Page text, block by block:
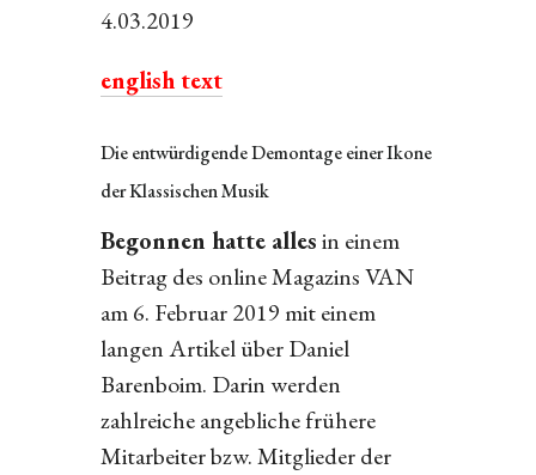
4.03.2019
english text
Die entwürdigende Demontage einer Ikone
der Klassischen Musik
Begonnen hatte allesin einem
Beitrag des online Magazins VAN
am 6. Februar 2019 mit einem
langen Artikel über Daniel
Barenboim. Darin werden
zahlreiche angebliche frühere
Mitarbeiter bzw. Mitglieder der